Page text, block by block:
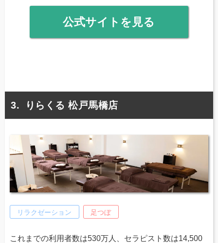
公式サイトを見る
りらくる 松戸馬橋店
リラクゼーション 足つぼ
これまでの利用者数は530万人、セラピスト数は14,500